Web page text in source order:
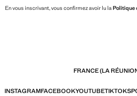
En vous inscrivant, vous confirmez avoir lu la Politique
FRANCE (LA
INSTAGRAMFACEBOOKYOUTUBETIKTOK